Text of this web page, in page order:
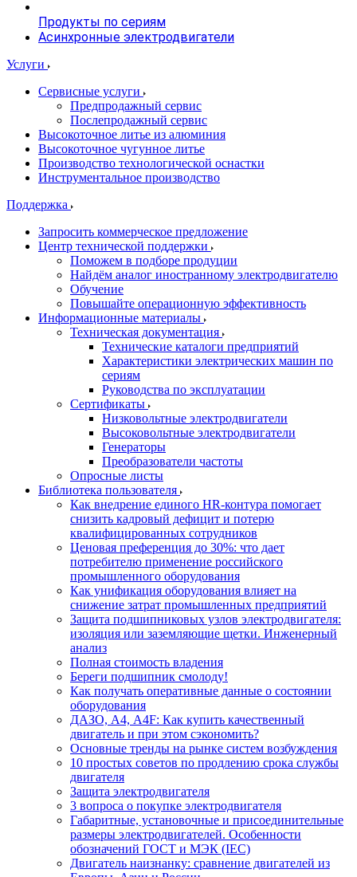
Продукты по сериям
Асинхронные электродвигатели
Услуги
Сервисные услуги
Предпродажный сервис
Послепродажный сервис
Высокоточное литье из алюминия
Высокоточное чугунное литье
Производство технологической оснастки
Инструментальное производство
Поддержка
Запросить коммерческое предложение
Центр технической поддержки
Поможем в подборе продуции
Найдём аналог иностранному электродвигателю
Обучение
Повышайте операционную эффективность
Информационные материалы
Техническая документация
Технические каталоги предприятий
Характеристики электрических машин по
сериям
Руководства по эксплуатации
Сертификаты
Низковольтные электродвигатели
Высоковольтные электродвигатели
Генераторы
Преобразователи частоты
Опросные листы
Библиотека пользователя
Как внедрение единого HR-контура помогает
снизить кадровый дефицит и потерю
квалифицированных сотрудников
Ценовая преференция до 30%: что дает
потребителю применение российского
промышленного оборудования
Как унификация оборудования влияет на
снижение затрат промышленных предприятий
Защита подшипниковых узлов электродвигателя:
изоляция или заземляющие щетки. Инженерный
анализ
Полная стоимость владения
Береги подшипник смолоду!
Как получать оперативные данные о состоянии
оборудования
ДАЗО, А4, А4F: Как купить качественный
двигатель и при этом сэкономить?
Основные тренды на рынке систем возбуждения
10 простых советов по продлению срока службы
двигателя
Защита электродвигателя
3 вопроса о покупке электродвигателя
Габаритные, установочные и присоединительные
размеры электродвигателей. Особенности
обозначений ГОСТ и МЭК (IEC)
Двигатель наизнанку: сравнение двигателей из